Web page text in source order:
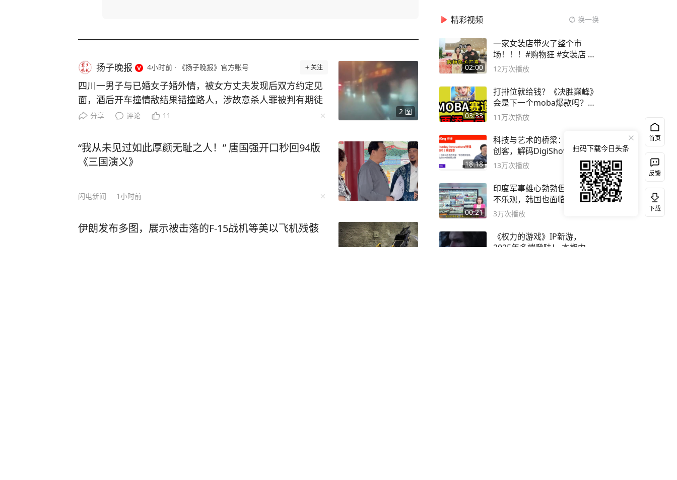
2 图
扬子晚报 4小时前 · 《扬子晚报》官方账号 关注
四川一男子与已婚女子婚外情，被女方丈夫发现后双方约定见
面，酒后开车撞情敌结果错撞路人，涉故意杀人罪被判有期徒
刑十三年 四川兴文县午夜时分曾发生一起车祸，一男子陈宇
名）主动向警方投案，说自己酒后“不知道怎么就撞到人了”。
然而，民警仔细查看现场监控发现，龚豪开车前把油门踩得轰
隆轰隆响，启动车辆后迅速提速，撞人前明显打了方向盘，绕
中发现，事故发生前，龚豪曾与一人通话，双方约好在附近见
晚，钱云先与其丈夫雷谦（化名）参加亲戚聚会，饭后，她又
分享 评论 11
“我从未见过如此厚颜无耻之人！” 唐国强开口秒回94版
《三国演义》
闪电新闻 1小时前
伊朗发布多图，展示被击落的F-15战机等美以飞机残骸
精彩视频 换一换
02:00
一家女装店带火了整个市
场！！！#购物狂 #女装店 #
高品质女装
12万次播放
03:33
打排位就给钱？《决胜巅峰》
会是下一个moba爆款吗？#
决胜巅峰
11万次播放
18:18
科技与艺术的桥梁：专访跨界
创客，解码DigiShow的创新
之路
13万次播放
00:21
印度军事雄心勃勃但经济前景
不乐观，韩国也面临经济衰退
风险
3万次播放
《权力的游戏》IP新游，
2025年多端登陆！ 本期内容
首页
反馈
下载
扫码下载今日头条